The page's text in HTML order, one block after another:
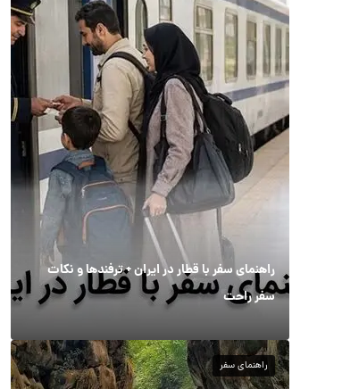
راهنمای سفر با قطار در ایران + ترفندها و نکات
سفر راحت
راهنمای سفر